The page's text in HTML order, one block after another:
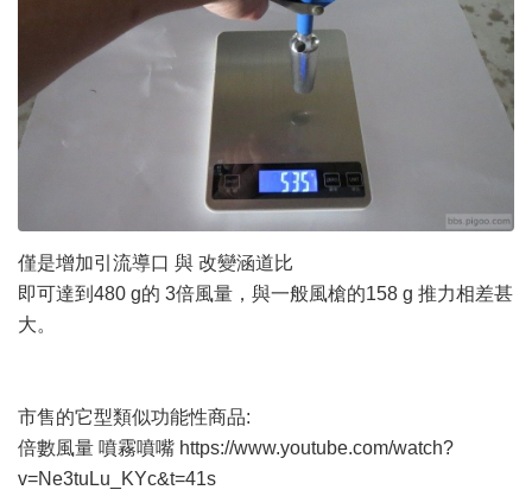
僅是增加引流導口 與 改變涵道比
即可達到480 g的 3倍風量，與一般風槍的158 g 推力相差甚
大。
市售的它型類似功能性商品:
倍數風量 噴霧噴嘴 https://www.youtube.com/watch?
v=Ne3tuLu_KYc&t=41s